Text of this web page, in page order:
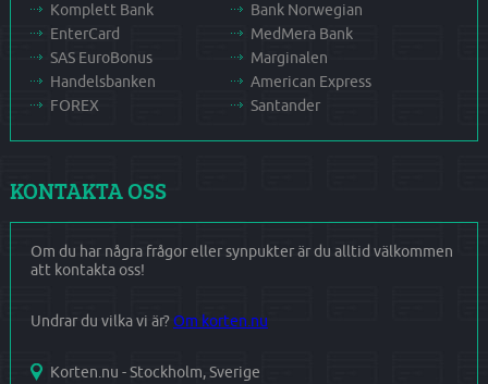
Komplett Bank
Bank Norwegian
EnterCard
MedMera Bank
SAS EuroBonus
Marginalen
Handelsbanken
American Express
FOREX
Santander
KONTAKTA OSS
Om du har några frågor eller synpukter är du alltid välkommen
att kontakta oss!
Undrar du vilka vi är?Om korten.nu
Korten.nu - Stockholm, Sverige